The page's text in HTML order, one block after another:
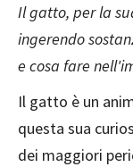
Il gatto, per la
ingerendo
e cosa fare
Il gatto è un
questa sua
dei maggiori